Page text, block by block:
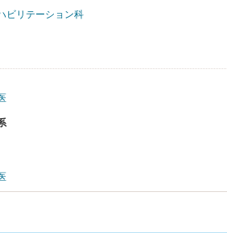
ビリテーション科